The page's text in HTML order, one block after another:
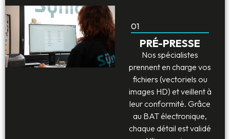
01
PRÉ-PRESSE
Nos spécialistes
prennent en charge vos
fichiers (vectoriels ou
images HD) et veillent à
leur conformité. Grâce
au BAT électronique,
chaque détail est validé